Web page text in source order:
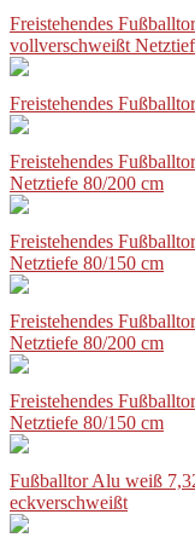
Freistehendes
vollverschweißt
Freistehendes
Freistehendes
Netztiefe 80/200 cm
Freistehendes
Netztiefe 80/150 cm
Freistehendes
Netztiefe 80/200 cm
Freistehendes
Netztiefe 80/150 cm
Fußballtor Alu weiß
eckverschweißt